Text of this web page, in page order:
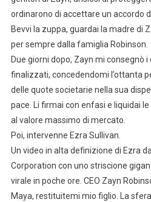
ordinarono di accettare un accordo
Bevvi la zuppa, guardai la madre di
per sempre dalla famiglia Robinson.
Due giorni dopo, Zayn mi consegnò
finalizzati, concedendomi l’ottanta
delle quote societarie nella sua
pace. Li firmai con enfasi e liquidai
al valore massimo di mercato.
Poi, intervenne Ezra Sullivan.
Un video in alta definizione di Ezra
Corporation con uno striscione
virale in poche ore. CEO Zayn
Maya, restituitemi mio figlio. La